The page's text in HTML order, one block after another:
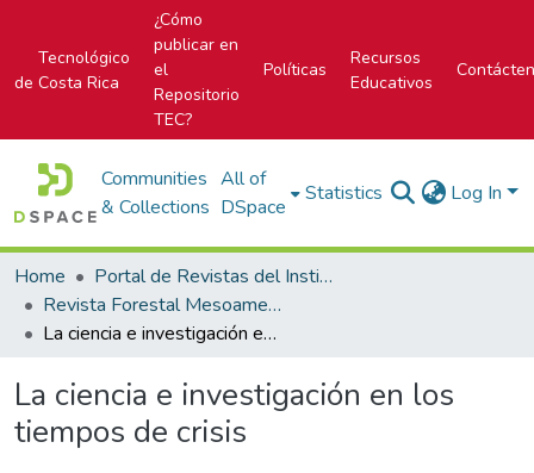
Tecnológico
de Costa Rica
¿Cómo
publicar en
el
Repositorio
TEC?
Políticas
Recursos
Educativos
Communities
& Collections
All of
DSpace
Statistics Log In
Home
Portal de Revistas del Instituto Tecnológico de Costa Rica
Revista Forestal Mesoamericana Kurú
La ciencia e investigación en los tiempos de crisis
La ciencia e investigación en los
tiempos de crisis